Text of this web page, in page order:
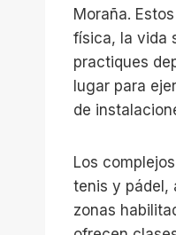
Moraña.
física, la vida
practiques
lugar para
de
Los
tenis y pádel,
zonas